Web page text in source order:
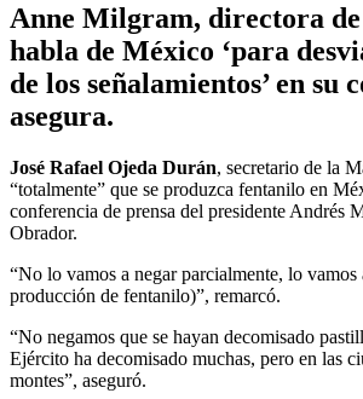
Anne Milgram, directora de
habla de México ‘para
de los señalamientos’ en su
asegura.
José Rafael Ojeda Durán, secretario de la
“totalmente” que se produzca fentanilo en
conferencia de prensa del presidente Andrés
Obrador.
“No lo vamos a negar parcialmente, lo vamos
producción de fentanilo)”, remarcó.
“No negamos que se hayan decomisado
Ejército ha decomisado muchas, pero en las
montes”, aseguró.